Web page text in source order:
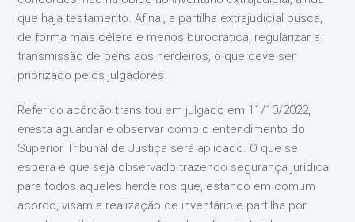
que haja testamento. Afinal, a partilha extrajudicial busca,
de forma mais célere e menos burocrática, regularizar a
transmissão de bens aos herdeiros, o que deve ser
priorizado pelos julgadores.
Referido acórdão transitou em julgado em 11/10/2022,
eresta aguardar e observar como o entendimento do
Superior Tribunal de Justiça será aplicado. O que se
espera é que seja observado trazendo segurança jurídica
para todos aqueles herdeiros que, estando em comum
acordo, visam a realização de inventário e partilha por